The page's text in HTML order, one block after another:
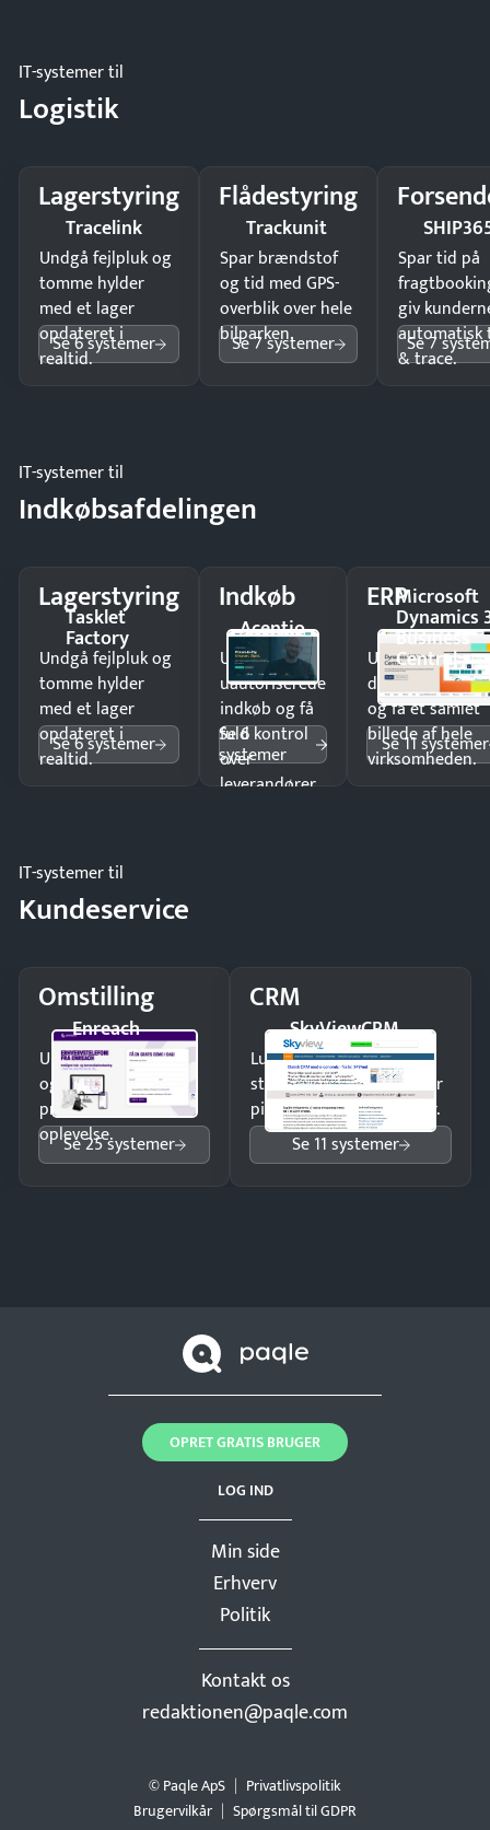
IT-systemer til
Logistik
Lagerstyring
Tracelink
Undgå fejlpluk og
tomme hylder
med et lager
opdateret i
realtid.
Se 6 systemer
Flådestyring
Trackunit
Spar brændstof
og tid med GPS-
overblik over hele
bilparken.
Se 7 systemer
Spar tid på
giv
automatisk
& trace.
Se 7
IT-systemer til
Indkøbsafdelingen
Lagerstyring
Tasklet
Factory
Undgå fejlpluk og
tomme hylder
med et lager
opdateret i
realtid.
Se 6 systemer
Indkøb
Acentio
Undgå
uautoriserede
indkøb og få
fuld kontrol
over
leverandører
Se 6
systemer
ERPMicrosoft
Dynamics
Business
Central
Undgå
og få ét samlet
billede af hele
virksomheden.
Se 11 systemer
IT-systemer til
Kundeservice
Omstilling
Enreach
Undgå tabte opkald
og giv kunderne en
professionel
oplevelse.
Se 25 systemer
CRM
SkyViewCRM
Luk flere salg med et
struktureret overblik over
pipeline og opfølgninger.
Se 11 systemer
Min side
Erhverv
Politik
Kontakt os
redaktionen@paqle.com
LOG IND
OPRET GRATIS BRUGER
© Paqle ApS
Privatlivspolitik
Brugervilkår
Spørgsmål til GDPR